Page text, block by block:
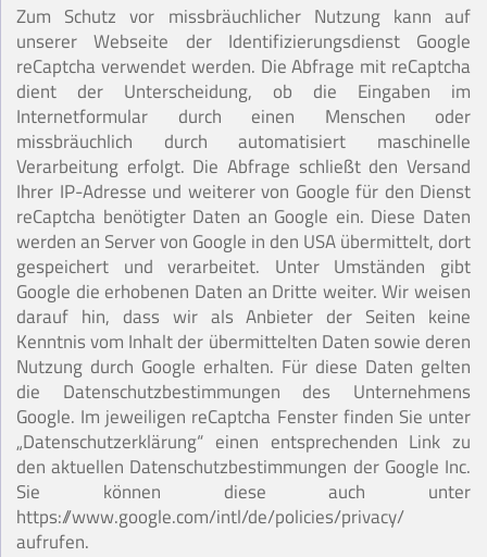
Zum Schutz vor missbräuchlicher Nutzung kann auf
unserer Webseite der Identifizierungsdienst Google
reCaptcha verwendet werden. Die Abfrage mit reCaptcha
dient der Unterscheidung, ob die Eingaben im
Internetformular durch einen Menschen oder
missbräuchlich durch automatisiert maschinelle
Verarbeitung erfolgt. Die Abfrage schließt den Versand
Ihrer IP-Adresse und weiterer von Google für den Dienst
reCaptcha benötigter Daten an Google ein. Diese Daten
werden an Server von Google in den USA übermittelt, dort
gespeichert und verarbeitet. Unter Umständen gibt
Google die erhobenen Daten an Dritte weiter. Wir weisen
darauf hin, dass wir als Anbieter der Seiten keine
Kenntnis vom Inhalt der übermittelten Daten sowie deren
Nutzung durch Google erhalten. Für diese Daten gelten
die Datenschutzbestimmungen des Unternehmens
Google. Im jeweiligen reCaptcha Fenster finden Sie unter
„Datenschutzerklärung“ einen entsprechenden Link zu
den aktuellen Datenschutzbestimmungen der Google Inc.
Sie können diese auch unter
https://www.google.com/intl/de/policies/privacy/
aufrufen.